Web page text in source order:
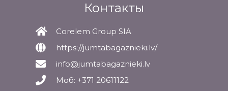
Контакты
Corelem Group SIA
https://jumtabagaznieki.lv/
info@jumtabagaznieki.lv
Моб: +371 20611122